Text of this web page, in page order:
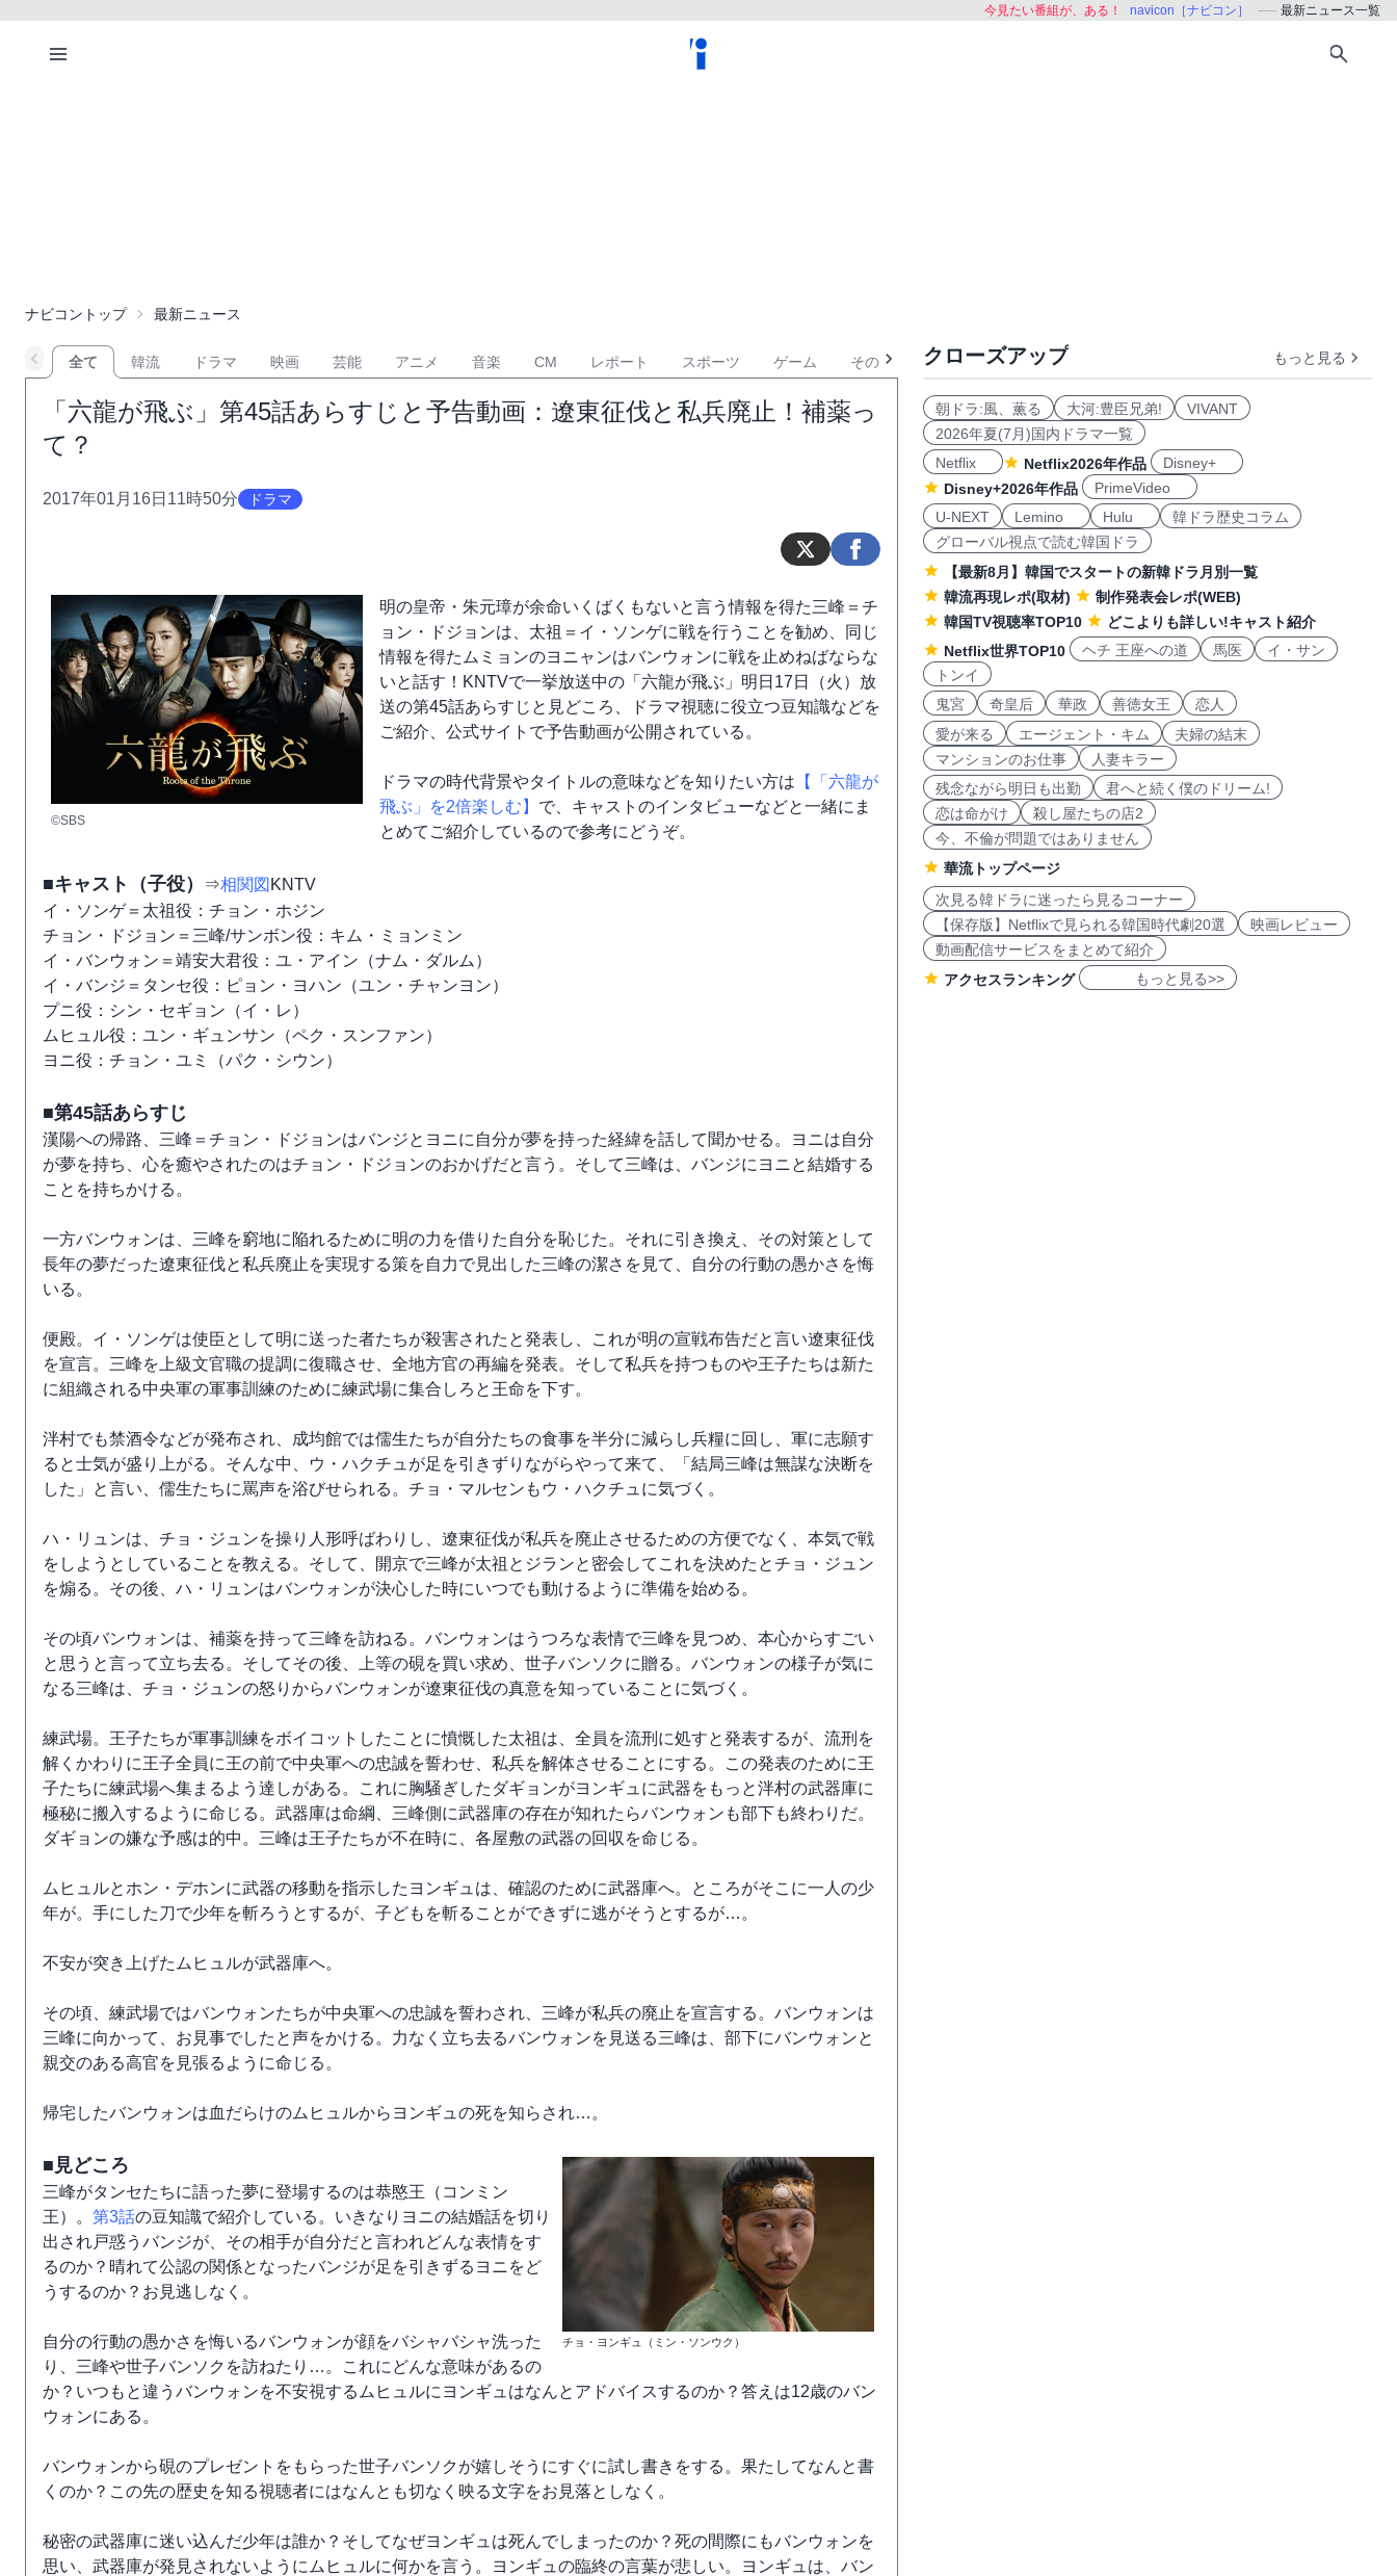
今見たい番組が、ある！ navicon［ナビコン］ 最新ニュース一覧
ナビコントップ 最新ニュース
全て 韓流 ドラマ 映画 芸能 アニメ 音楽 CM レポート スポーツ ゲーム その他
「六龍が飛ぶ」第45話あらすじと予告動画：遼東征伐と私兵廃止！補薬っ
て？
2017年01月16日11時50分 ドラマ
©SBS
明の皇帝・朱元璋が余命いくばくもないと言う情報を得た三峰＝チ
ョン・ドジョンは、太祖＝イ・ソンゲに戦を行うことを勧め、同じ
情報を得たムミョンのヨニャンはバンウォンに戦を止めねばならな
いと話す！KNTVで一挙放送中の「六龍が飛ぶ」明日17日（火）放
送の第45話あらすじと見どころ、ドラマ視聴に役立つ豆知識などを
ご紹介、公式サイトで予告動画が公開されている。
ドラマの時代背景やタイトルの意味などを知りたい方は 【「六龍が
飛ぶ」を2倍楽しむ】 で、キャストのインタビューなどと一緒にま
とめてご紹介しているので参考にどうぞ。
■キャスト（子役） ⇒相関図 KNTV
イ・ソンゲ＝太祖役：チョン・ホジン
チョン・ドジョン＝三峰/サンボン役：キム・ミョンミン
イ・バンウォン＝靖安大君役：ユ・アイン（ナム・ダルム）
イ・バンジ＝タンセ役：ピョン・ヨハン（ユン・チャンヨン）
プニ役：シン・セギョン（イ・レ）
ムヒュル役：ユン・ギュンサン（ペク・スンファン）
ヨニ役：チョン・ユミ（パク・シウン）
■第45話あらすじ
漢陽への帰路、三峰＝チョン・ドジョンはバンジとヨニに自分が夢を持った経緯を話して聞かせる。ヨニは自分
が夢を持ち、心を癒やされたのはチョン・ドジョンのおかげだと言う。そして三峰は、バンジにヨニと結婚する
ことを持ちかける。
一方バンウォンは、三峰を窮地に陥れるために明の力を借りた自分を恥じた。それに引き換え、その対策として
長年の夢だった遼東征伐と私兵廃止を実現する策を自力で見出した三峰の潔さを見て、自分の行動の愚かさを悔
いる。
便殿。イ・ソンゲは使臣として明に送った者たちが殺害されたと発表し、これが明の宣戦布告だと言い遼東征伐
を宣言。三峰を上級文官職の提調に復職させ、全地方官の再編を発表。そして私兵を持つものや王子たちは新た
に組織される中央軍の軍事訓練のために練武場に集合しろと王命を下す。
泮村でも禁酒令などが発布され、成均館では儒生たちが自分たちの食事を半分に減らし兵糧に回し、軍に志願す
ると士気が盛り上がる。そんな中、ウ・ハクチュが足を引きずりながらやって来て、「結局三峰は無謀な決断を
した」と言い、儒生たちに罵声を浴びせられる。チョ・マルセンもウ・ハクチュに気づく。
ハ・リュンは、チョ・ジュンを操り人形呼ばわりし、遼東征伐が私兵を廃止させるための方便でなく、本気で戦
をしようとしていることを教える。そして、開京で三峰が太祖とジランと密会してこれを決めたとチョ・ジュン
を煽る。その後、ハ・リュンはバンウォンが決心した時にいつでも動けるように準備を始める。
その頃バンウォンは、補薬を持って三峰を訪ねる。バンウォンはうつろな表情で三峰を見つめ、本心からすごい
と思うと言って立ち去る。そしてその後、上等の硯を買い求め、世子バンソクに贈る。バンウォンの様子が気に
なる三峰は、チョ・ジュンの怒りからバンウォンが遼東征伐の真意を知っていることに気づく。
練武場。王子たちが軍事訓練をボイコットしたことに憤慨した太祖は、全員を流刑に処すと発表するが、流刑を
解くかわりに王子全員に王の前で中央軍への忠誠を誓わせ、私兵を解体させることにする。この発表のために王
子たちに練武場へ集まるよう達しがある。これに胸騒ぎしたダギョンがヨンギュに武器をもっと泮村の武器庫に
極秘に搬入するように命じる。武器庫は命綱、三峰側に武器庫の存在が知れたらバンウォンも部下も終わりだ。
ダギョンの嫌な予感は的中。三峰は王子たちが不在時に、各屋敷の武器の回収を命じる。
ムヒュルとホン・デホンに武器の移動を指示したヨンギュは、確認のために武器庫へ。ところがそこに一人の少
年が。手にした刀で少年を斬ろうとするが、子どもを斬ることができずに逃がそうとするが…。
不安が突き上げたムヒュルが武器庫へ。
その頃、練武場ではバンウォンたちが中央軍への忠誠を誓わされ、三峰が私兵の廃止を宣言する。バンウォンは
三峰に向かって、お見事でしたと声をかける。力なく立ち去るバンウォンを見送る三峰は、部下にバンウォンと
親交のある高官を見張るように命じる。
帰宅したバンウォンは血だらけのムヒュルからヨンギュの死を知らされ…。
チョ・ヨンギュ（ミン・ソンウク）
■見どころ
三峰がタンセたちに語った夢に登場するのは恭愍王（コンミン
王）。 第3話の豆知識で紹介している。いきなりヨニの結婚話を切り
出され戸惑うバンジが、その相手が自分だと言われどんな表情をす
るのか？晴れて公認の関係となったバンジが足を引きずるヨニをど
うするのか？お見逃しなく。
自分の行動の愚かさを悔いるバンウォンが顔をバシャバシャ洗った
り、三峰や世子バンソクを訪ねたり…。これにどんな意味があるの
か？いつもと違うバンウォンを不安視するムヒュルにヨンギュはなんとアドバイスするのか？答えは12歳のバン
ウォンにある。
バンウォンから硯のプレゼントをもらった世子バンソクが嬉しそうにすぐに試し書きをする。果たしてなんと書
くのか？この先の歴史を知る視聴者にはなんとも切なく映る文字をお見落としなく。
秘密の武器庫に迷い込んだ少年は誰か？そしてなぜヨンギュは死んでしまったのか？死の間際にもバンウォンを
思い、武器庫が発見されないようにムヒュルに何かを言う。ヨンギュの臨終の言葉が悲しい。ヨンギュは、バン
クローズアップ もっと見る
朝ドラ:風、薫る 大河:豊臣兄弟!
VIVANT
2026年夏(7月)国内ドラマ一覧
Netflix
Netflix2026年作品
Disney+
Disney+2026年作品
PrimeVideo
U-NEXT
Lemino Hulu
韓ドラ歴史コラム
グローバル視点で読む韓国ドラ
【最新8月】韓国でスタートの新韓ドラ月別一覧
韓流再現レポ(取材)
制作発表会レポ(WEB)
韓国TV視聴率TOP10
どこよりも詳しい!キャスト紹介
Netflix世界TOP10
ヘチ 王座への道 馬医
イ・サン
トンイ
鬼宮
奇皇后 華政 善徳女王
恋人
愛が来る
エージェント・キム
夫婦の結末
マンションのお仕事
人妻キラー
残念ながら明日も出勤
君へと続く僕のドリーム!
恋は命がけ
殺し屋たちの店2
今、不倫が問題ではありません
華流トップページ
次見る韓ドラに迷ったら見るコーナー
【保存版】Netflixで見られる韓国時代劇20選
映画レビュー
動画配信サービスをまとめて紹介
アクセスランキング
もっと見る>>